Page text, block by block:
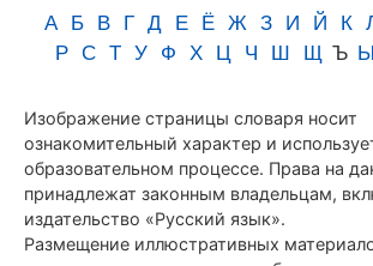
А Б В Г Д Е Ё Ж З И Й К
Р С Т У Ф Х Ц Ч Ш Щ Ъ Ы
Изображение страницы словаря носит
ознакомительный характер и
образовательном процессе. Права на
принадлежат законным владельцам,
издательство «Русский язык».
Размещение иллюстративных